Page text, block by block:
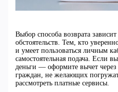
Выбор способа возврата
обстоятельств. Тем, кто
и умеет пользоваться личным
самостоятельная подача. Если
деньги — оформите вычет через
граждан, не желающих
рассмотреть платные сервисы.